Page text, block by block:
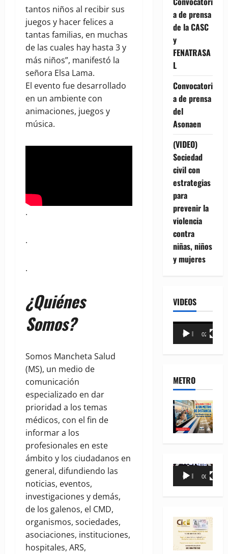
tantos niños al recibir sus
juegos y hacer felices a
tantas familias, en muchas
de las cuales hay hasta 3 y
más niños”, manifestó la
señora Elsa Lama.
El evento fue desarrollado
en un ambiente con
animaciones, juegos y
música.
.
.
.
¿Quiénes
Somos?
Somos Mancheta Salud
(MS), un medio de
comunicación
especializado en dar
prioridad a los temas
médicos, con el fin de
informar a los
profesionales en este
ámbito y los ciudadanos en
general, difundiendo las
noticias, eventos,
investigaciones y demás,
de los galenos, el CMD,
organismos, sociedades,
asociaciones, instituciones,
hospitales, ARS,
a de prensa
de la CASC
y
FENATRASA
L
Convocatori
a de prensa
del
Asonaen
(VIDEO)
Sociedad
civil con
estrategias
para
prevenir la
violencia
contra
niñas, niños
y mujeres
VIDEOS
Reproductor
00:00 02:18
METRO
Reproductor
00:00 00:35